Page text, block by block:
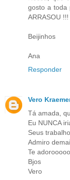
gosto a toda
ARRASOU !!!
Beijinhos
Ana
Responder
Vero
Tá amada,
Eu NUNCA
Seus
Admiro
Te
Bjos
Vero